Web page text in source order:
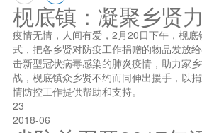
枧底镇：凝聚乡贤
疫情无情，人间有爱，2月20日下午，枧
式，把各乡贤对防疫工作捐赠的物品发放
击新型冠状病毒感染的肺炎疫情，助力家
战，枧底镇众乡贤不约而同伸出援手，以
情防控工作提供帮助和支持。
23
2018-06